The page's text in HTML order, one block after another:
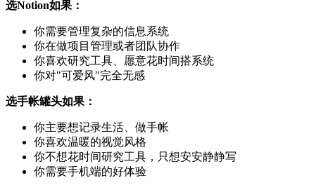
选Notion如果：
你需要管理复杂的信息系统
你在做项目管理或者团队协作
你喜欢研究工具、愿意花时间搭系统
你对"可爱风"完全无感
选手帐罐头如果：
你主要想记录生活、做手帐
你喜欢温暖的视觉风格
你不想花时间研究工具，只想安安静静写
你需要手机端的好体验